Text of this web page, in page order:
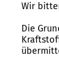
Wir
Die